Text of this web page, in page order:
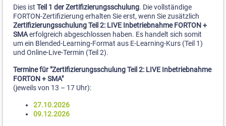
Dies ist Teil 1 der Zertifizierungsschulung. Die vollständige
FORTON-Zertifizierung erhalten Sie erst, wenn Sie zusätzlich
Zertifizierungsschulung Teil 2: LIVE Inbetriebnahme FORTON +
SMAerfolgreich abgeschlossen haben. Es handelt sich somit
um ein Blended-Learning-Format aus E-Learning-Kurs (Teil 1)
und Online-Live-Termin (Teil 2).
Termine für "Zertifizierungsschulung Teil 2: LIVE Inbetriebnahme
FORTON + SMA"
(jeweils von 13 – 17 Uhr):
27.10.2026
09.12.2026